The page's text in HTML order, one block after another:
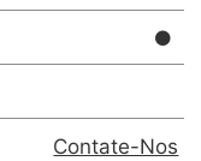
Contate-Nos